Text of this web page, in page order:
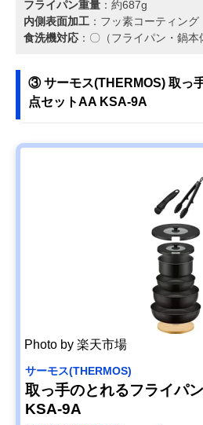
フライパン重量 ：約687g
内側表面加工 ：フッ素コーティング
食洗機対応 ：〇（フライパン・鍋本
③ サーモス(THERMOS) 取っ
点セットAA KSA-9A
Photo by 楽天市場
サーモス(THERMOS)
取っ手のとれるフライパ
KSA-9A